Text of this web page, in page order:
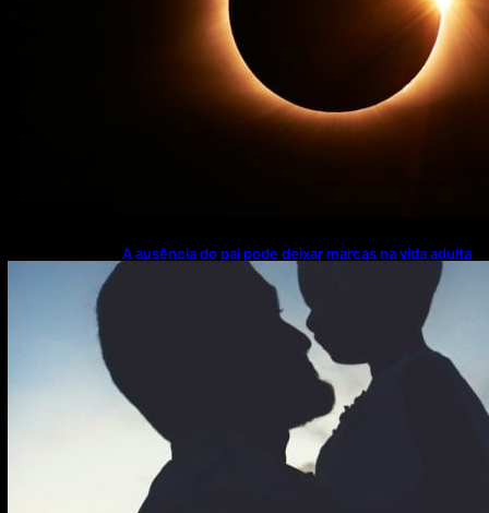
A ausência do pai pode deixar marcas na vida adulta
— e nem sempre elas aparecem onde você imagina